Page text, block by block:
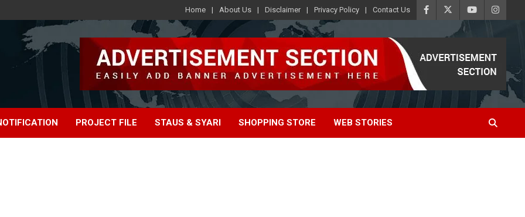
Home About Us Disclaimer Privacy Policy Contact Us
PROJECT FILE STAUS & SYARI SHOPPING STORE WEB STORIES